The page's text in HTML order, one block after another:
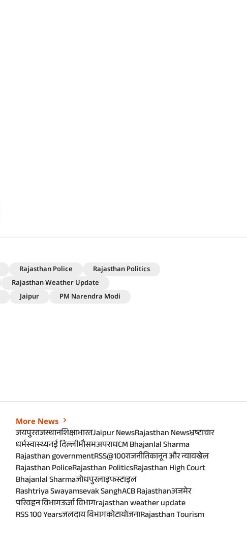
Rajasthan Police
Rajasthan Politics
Rajasthan Weather Update
Jaipur
PM Narendra Modi